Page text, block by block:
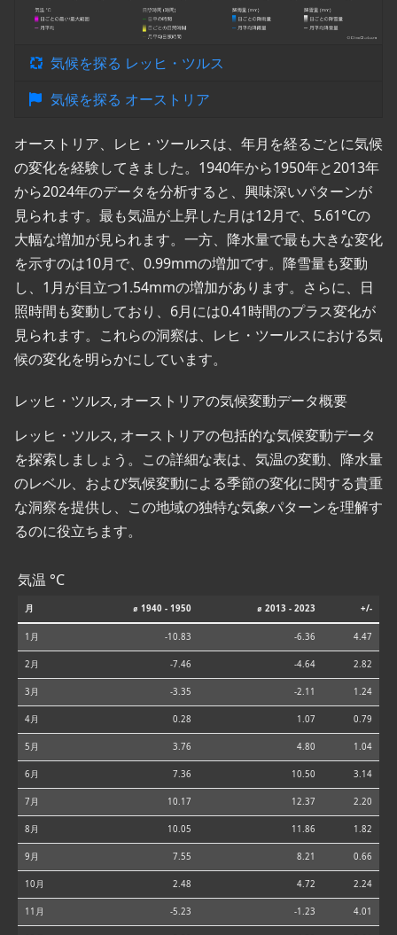
気候を探る レッヒ・ツルス
気候を探る オーストリア
オーストリア、レヒ・ツールスは、年月を経るごとに気候
の変化を経験してきました。1940年から1950年と2013年
から2024年のデータを分析すると、興味深いパターンが
見られます。最も気温が上昇した月は12月で、5.61°Cの
大幅な増加が見られます。一方、降水量で最も大きな変化
を示すのは10月で、0.99mmの増加です。降雪量も変動
し、1月が目立つ1.54mmの増加があります。さらに、日
照時間も変動しており、6月には0.41時間のプラス変化が
見られます。これらの洞察は、レヒ・ツールスにおける気
候の変化を明らかにしています。
レッヒ・ツルス, オーストリアの気候変動データ概要
レッヒ・ツルス, オーストリアの包括的な気候変動データ
を探索しましょう。この詳細な表は、気温の変動、降水量
のレベル、および気候変動による季節の変化に関する貴重
な洞察を提供し、この地域の独特な気象パターンを理解す
るのに役立ちます。
気温 °C
月 ⌀ 1940 - 1950 ⌀ 2013 - 2023 +/-
1月 -10.83 -6.36 4.47
2月 -7.46 -4.64 2.82
3月 -3.35 -2.11 1.24
4月 0.28 1.07 0.79
5月 3.76 4.80 1.04
6月 7.36 10.50 3.14
7月 10.17 12.37 2.20
8月 10.05 11.86 1.82
9月 7.55 8.21 0.66
10月 2.48 4.72 2.24
11月 -5.23 -1.23 4.01